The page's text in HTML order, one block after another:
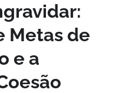
Metas de
e a